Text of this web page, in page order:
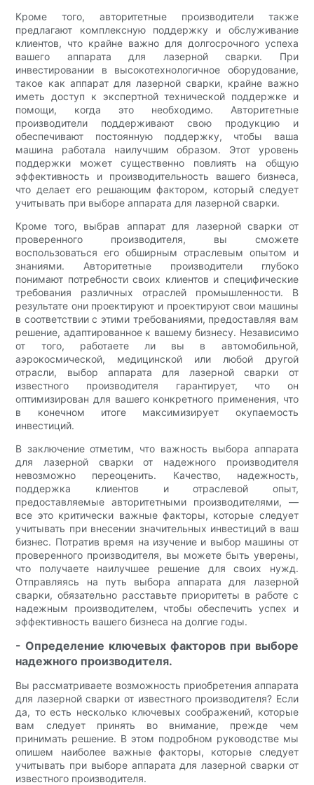
Кроме того, авторитетные производители также
предлагают комплексную поддержку и обслуживание
клиентов, что крайне важно для долгосрочного успеха
вашего аппарата для лазерной сварки. При
инвестировании в высокотехнологичное оборудование,
такое как аппарат для лазерной сварки, крайне важно
иметь доступ к экспертной технической поддержке и
помощи, когда это необходимо. Авторитетные
производители поддерживают свою продукцию и
обеспечивают постоянную поддержку, чтобы ваша
машина работала наилучшим образом. Этот уровень
поддержки может существенно повлиять на общую
эффективность и производительность вашего бизнеса,
что делает его решающим фактором, который следует
учитывать при выборе аппарата для лазерной сварки.
Кроме того, выбрав аппарат для лазерной сварки от
проверенного производителя, вы сможете
воспользоваться его обширным отраслевым опытом и
знаниями. Авторитетные производители глубоко
понимают потребности своих клиентов и специфические
требования различных отраслей промышленности. В
результате они проектируют и проектируют свои машины
в соответствии с этими требованиями, предоставляя вам
решение, адаптированное к вашему бизнесу. Независимо
от того, работаете ли вы в автомобильной,
аэрокосмической, медицинской или любой другой
отрасли, выбор аппарата для лазерной сварки от
известного производителя гарантирует, что он
оптимизирован для вашего конкретного применения, что
в конечном итоге максимизирует окупаемость
инвестиций.
В заключение отметим, что важность выбора аппарата
для лазерной сварки от надежного производителя
невозможно переоценить. Качество, надежность,
поддержка клиентов и отраслевой опыт,
предоставляемые авторитетными производителями, —
все это критически важные факторы, которые следует
учитывать при внесении значительных инвестиций в ваш
бизнес. Потратив время на изучение и выбор машины от
проверенного производителя, вы можете быть уверены,
что получаете наилучшее решение для своих нужд.
Отправляясь на путь выбора аппарата для лазерной
сварки, обязательно расставьте приоритеты в работе с
надежным производителем, чтобы обеспечить успех и
эффективность вашего бизнеса на долгие годы.
- Определение ключевых факторов при выборе
надежного производителя.
Вы рассматриваете возможность приобретения аппарата
для лазерной сварки от известного производителя? Если
да, то есть несколько ключевых соображений, которые
вам следует принять во внимание, прежде чем
принимать решение. В этом подробном руководстве мы
опишем наиболее важные факторы, которые следует
учитывать при выборе аппарата для лазерной сварки от
известного производителя.